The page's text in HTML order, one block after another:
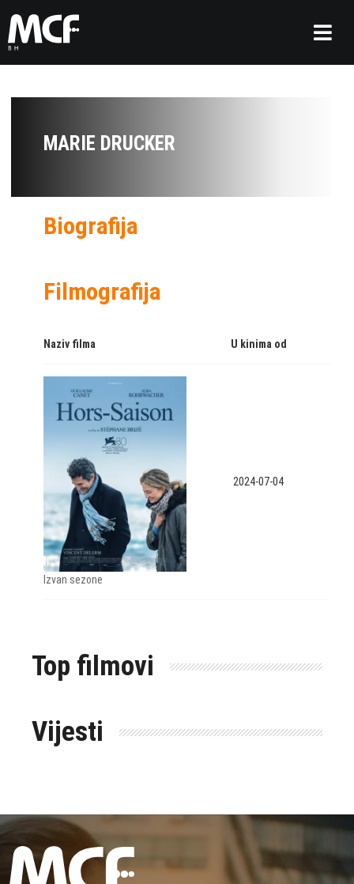
MARIE DRUCKER
Biografija
Filmografija
Naziv filma U kinima od
Izvan sezone
2024-07-04
Top filmovi
Vijesti